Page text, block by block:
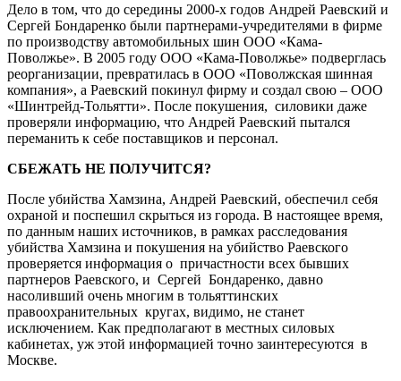
Дело в том, что до середины 2000-х годов Андрей Раевский и
Сергей Бондаренко были партнерами-учредителями в фирме
по производству автомобильных шин ООО «Кама-
Поволжье». В 2005 году ООО «Кама-Поволжье» подверглась
реорганизации, превратилась в ООО «Поволжская шинная
компания», а Раевский покинул фирму и создал свою – ООО
«Шинтрейд-Тольятти». После покушения, силовики даже
проверяли информацию, что Андрей Раевский пытался
переманить к себе поставщиков и персонал.
СБЕЖАТЬ НЕ ПОЛУЧИТСЯ?
После убийства Хамзина, Андрей Раевский, обеспечил себя
охраной и поспешил скрыться из города. В настоящее время,
по данным наших источников, в рамках расследования
убийства Хамзина и покушения на убийство Раевского
проверяется информация о причастности всех бывших
партнеров Раевского, и Сергей Бондаренко, давно
насоливший очень многим в тольяттинских
правоохранительных кругах, видимо, не станет
исключением. Как предполагают в местных силовых
кабинетах, уж этой информацией точно заинтересуются в
Москве.